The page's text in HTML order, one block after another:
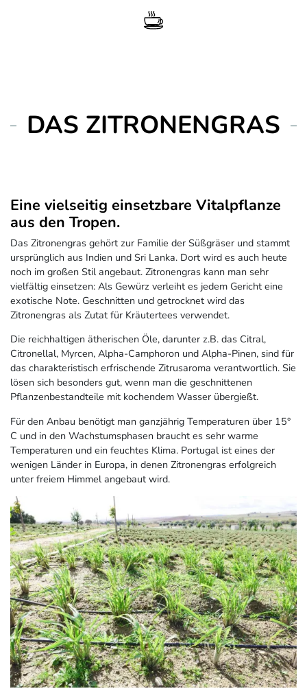
DAS ZITRONENGRAS
Eine vielseitig einsetzbare Vitalpflanze
aus den Tropen.
Das Zitronengras gehört zur Familie der Süßgräser und stammt
ursprünglich aus Indien und Sri Lanka. Dort wird es auch heute
noch im großen Stil angebaut. Zitronengras kann man sehr
vielfältig einsetzen: Als Gewürz verleiht es jedem Gericht eine
exotische Note. Geschnitten und getrocknet wird das
Zitronengras als Zutat für Kräutertees verwendet.
Die reichhaltigen ätherischen Öle, darunter z.B. das Citral,
Citronellal, Myrcen, Alpha-Camphoron und Alpha-Pinen, sind für
das charakteristisch erfrischende Zitrusaroma verantwortlich. Sie
lösen sich besonders gut, wenn man die geschnittenen
Pflanzenbestandteile mit kochendem Wasser übergießt.
Für den Anbau benötigt man ganzjährig Temperaturen über 15°
C und in den Wachstumsphasen braucht es sehr warme
Temperaturen und ein feuchtes Klima. Portugal ist eines der
wenigen Länder in Europa, in denen Zitronengras erfolgreich
unter freiem Himmel angebaut wird.